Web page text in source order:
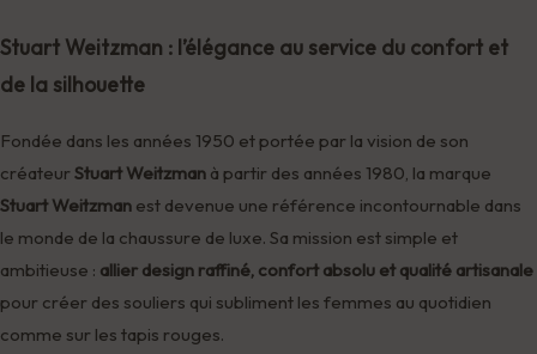
Stuart Weitzman : l’élégance au service du confort et
de la silhouette
Fondée dans les années 1950 et portée par la vision de son
créateur Stuart Weitzman à partir des années 1980, la marque
Stuart Weitzman est devenue une référence incontournable dans
le monde de la chaussure de luxe. Sa mission est simple et
ambitieuse : allier design raffiné, confort absolu et qualité artisanale
pour créer des souliers qui subliment les femmes au quotidien
comme sur les tapis rouges.